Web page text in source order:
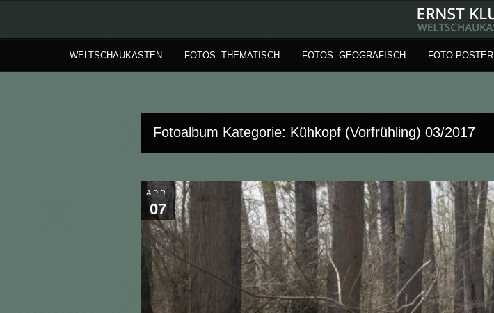
WELTSCHAUKASTEN FOTOS: THEMATISCH FOTOS: GEOGRAFISCH FOTO-POSTER
Fotoalbum Kategorie: Kühkopf (Vorfrühling) 03/2017
APR.
07